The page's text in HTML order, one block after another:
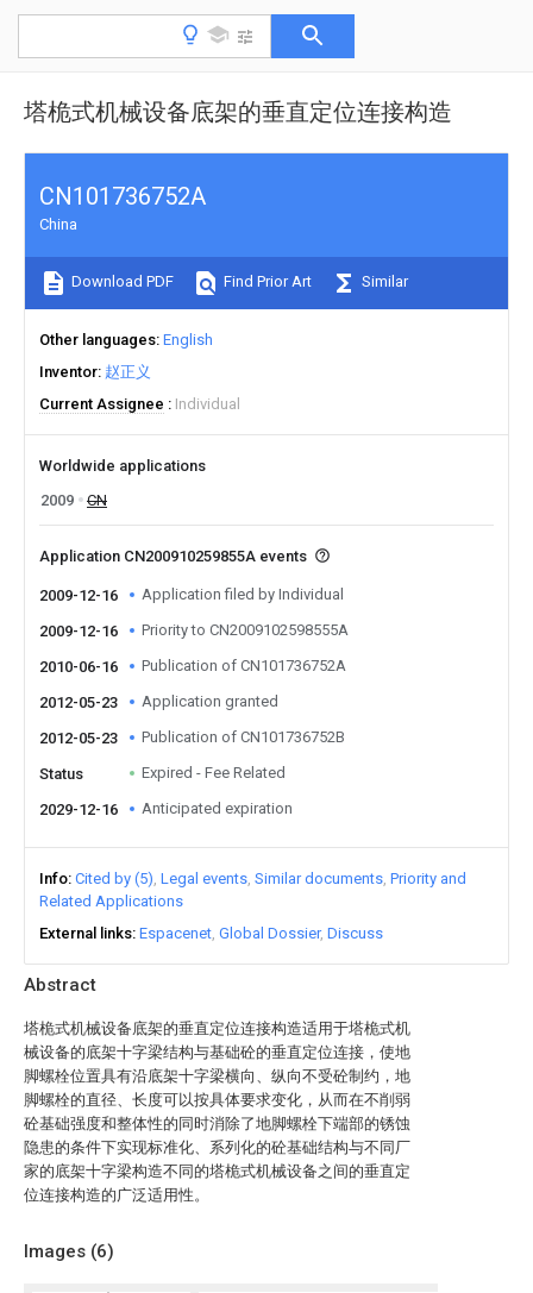
塔桅式机械设备底架的垂直定位连接构造
Abstract
塔桅式机械设备底架的垂直定位连接构造适用于塔桅式机
械设备的底架十字梁结构与基础砼的垂直定位连接，使地
脚螺栓位置具有沿底架十字梁横向、纵向不受砼制约，地
脚螺栓的直径、长度可以按具体要求变化，从而在不削弱
砼基础强度和整体性的同时消除了地脚螺栓下端部的锈蚀
隐患的条件下实现标准化、系列化的砼基础结构与不同厂
家的底架十字梁构造不同的塔桅式机械设备之间的垂直定
位连接构造的广泛适用性。
Images (6)
CN101736752A
China
Download PDF Find Prior Art Similar
Other languages English
Inventor 赵正义
Current Assignee
Individual
Worldwide applications
2009
CN
Application CN200910259855A events
2009-12-16 Application filed by Individual
2009-12-16 Priority to CN2009102598555A
2010-06-16 Publication of CN101736752A
2012-05-23 Application granted
2012-05-23 Publication of CN101736752B
Status Expired - Fee Related
2029-12-16 Anticipated expiration
Info Cited by (5) Legal events Similar documents Priority and
Related Applications
External links Espacenet Global Dossier Discuss